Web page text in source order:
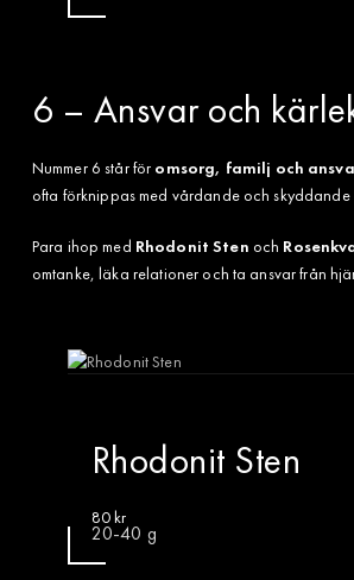
6 – Ansvar och
Nummer 6 står för omsorg, familj och
ofta förknippas med vårdande och skyddande
Para ihop med Rhodonit Sten och
omtanke, läka relationer och ta ansvar från
Rhodonit Sten
80kr
20-40 g